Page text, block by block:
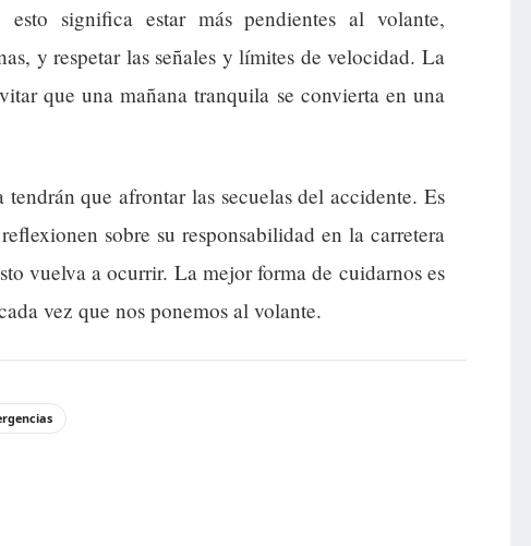
significa estar más pendientes al volante,
y respetar las señales y límites de velocidad. La
que una mañana tranquila se convierta en una
que afrontar las secuelas del accidente. Es
sobre su responsabilidad en la carretera
vuelva a ocurrir. La mejor forma de cuidarnos es
vez que nos ponemos al volante.